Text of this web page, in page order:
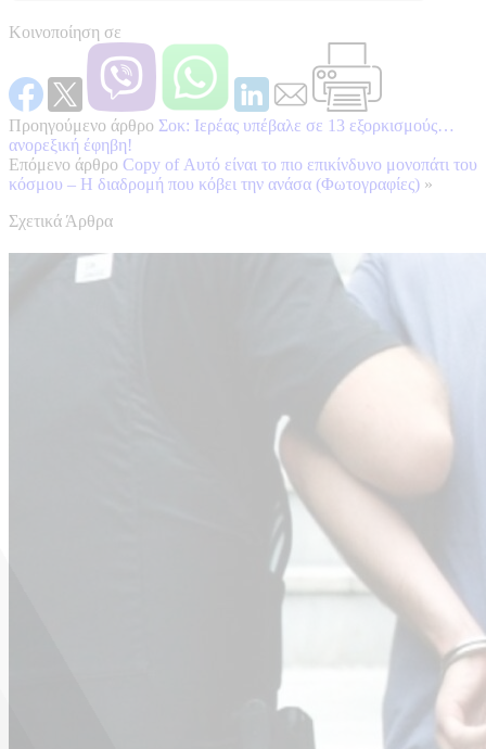
Κοινοποίηση σε
Προηγούμενο άρθρο Σοκ: Ιερέας υπέβαλε σε 13 εξορκισμούς…
ανορεξική έφηβη!
Επόμενο άρθρο Copy of Αυτό είναι το πιο επικίνδυνο μονοπάτι του
κόσμου – Η διαδρομή που κόβει την ανάσα (Φωτογραφίες) »
Σχετικά Άρθρα